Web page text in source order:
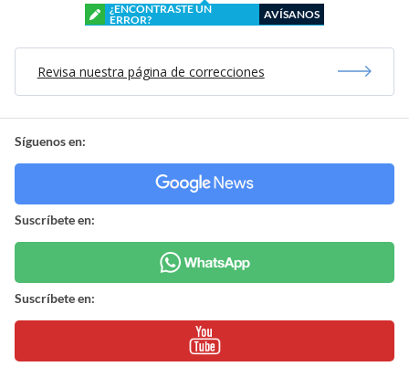
¿ENCONTRASTE UN
ERROR?
AVÍSANOS
Revisa nuestra página de correcciones
Síguenos en:
Suscríbete en:
Suscríbete en: